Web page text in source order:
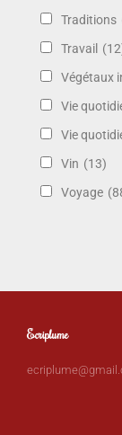
Traditions
Travail
Végétaux
Vie
Vie
Vin (13)
Voyage
Ecriplume